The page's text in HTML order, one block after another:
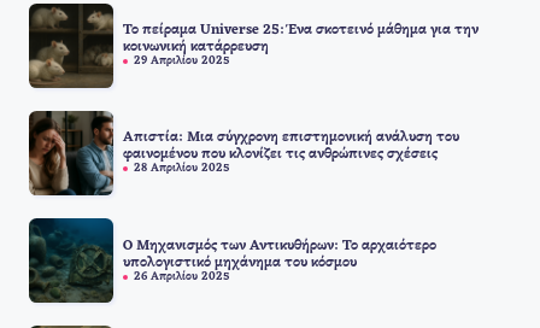
Το πείραμα Universe 25: Ένα σκοτεινό μάθημα για την
κοινωνική κατάρρευση
29 Απριλίου 2025
Απιστία: Μια σύγχρονη επιστημονική ανάλυση του
φαινομένου που κλονίζει τις ανθρώπινες σχέσεις
28 Απριλίου 2025
Ο Μηχανισμός των Αντικυθήρων: Το αρχαιότερο
υπολογιστικό μηχάνημα του κόσμου
26 Απριλίου 2025